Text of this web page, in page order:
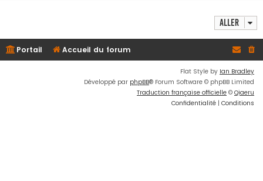
Aller
Portail Accueil du forum
Flat Style by Ian Bradley
Développé par phpBB® Forum Software © phpBB Limited
Traduction française officielle © Qiaeru
Confidentialité | Conditions